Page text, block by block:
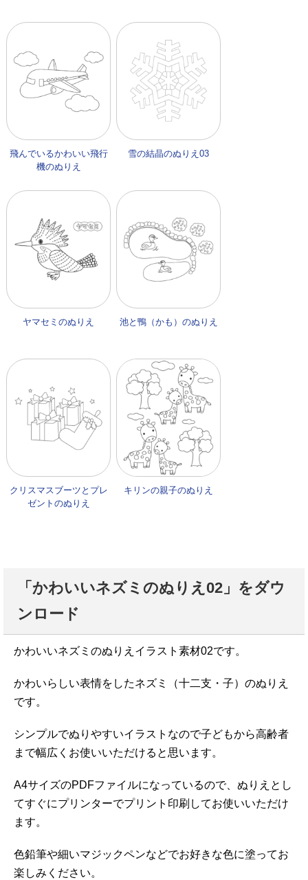
飛んでいるかわいい飛行
機のぬりえ
雪の結晶のぬりえ03
ヤマセミのぬりえ 池と鴨（かも）のぬりえ
クリスマスブーツとプレ
ゼントのぬりえ
キリンの親子のぬりえ
「かわいいネズミのぬりえ02」をダウ
ンロード
かわいいネズミのぬりえイラスト素材02です。
かわいらしい表情をしたネズミ（十二支・子）のぬりえ
です。
シンプルでぬりやすいイラストなので子どもから高齢者
まで幅広くお使いいただけると思います。
A4サイズのPDFファイルになっているので、ぬりえとし
てすぐにプリンターでプリント印刷してお使いいただけ
ます。
色鉛筆や細いマジックペンなどでお好きな色に塗ってお
楽しみください。